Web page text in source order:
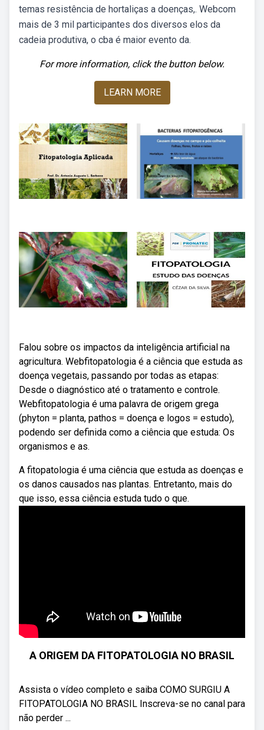
temas resistência de hortaliças a doenças,. Webcom
mais de 3 mil participantes dos diversos elos da
cadeia produtiva, o cba é maior evento da.
For more information, click the button below.
LEARN MORE
Falou sobre os impactos da inteligência artificial na
agricultura. Webfitopatologia é a ciência que estuda as
doença vegetais, passando por todas as etapas:
Desde o diagnóstico até o tratamento e controle.
Webfitopatologia é uma palavra de origem grega
(phyton = planta, pathos = doença e logos = estudo),
podendo ser definida como a ciência que estuda: Os
organismos e as.
A fitopatologia é uma ciência que estuda as doenças e
os danos causados nas plantas. Entretanto, mais do
que isso, essa ciência estuda tudo o que.
A ORIGEM DA FITOPATOLOGIA NO BRASIL
Assista o vídeo completo e saiba COMO SURGIU A
FITOPATOLOGIA NO BRASIL Inscreva-se no canal para
não perder ...